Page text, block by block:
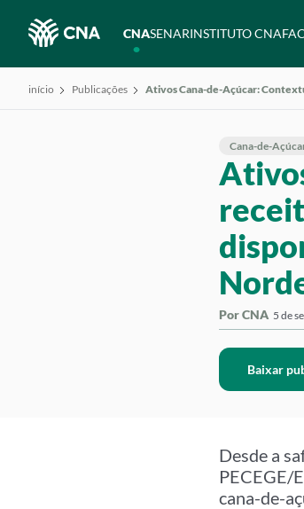
CNASENARINSTITUTO CNA
início Publicações Ativos Cana-de-Açúcar:
Cana-de-
Por CNA 5 de
Baixar
Desde a
PECEGE/
cana-de-